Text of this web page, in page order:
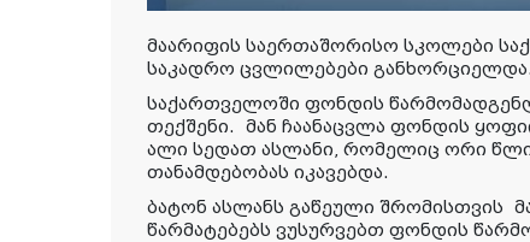
მაარიფის საერთაშორისო სკოლები
საკადრო ცვლილებები
საქართველოში ფონდის
თექშენი. მან ჩაანაცვლა ფონდის
ალი სედათ ასლანი, რომელიც ორი
თანამდებობას იკავებდა.
ბატონ ასლანს გაწეული შრომისთვის
წარმატებებს ვუსურვებთ ფონდის